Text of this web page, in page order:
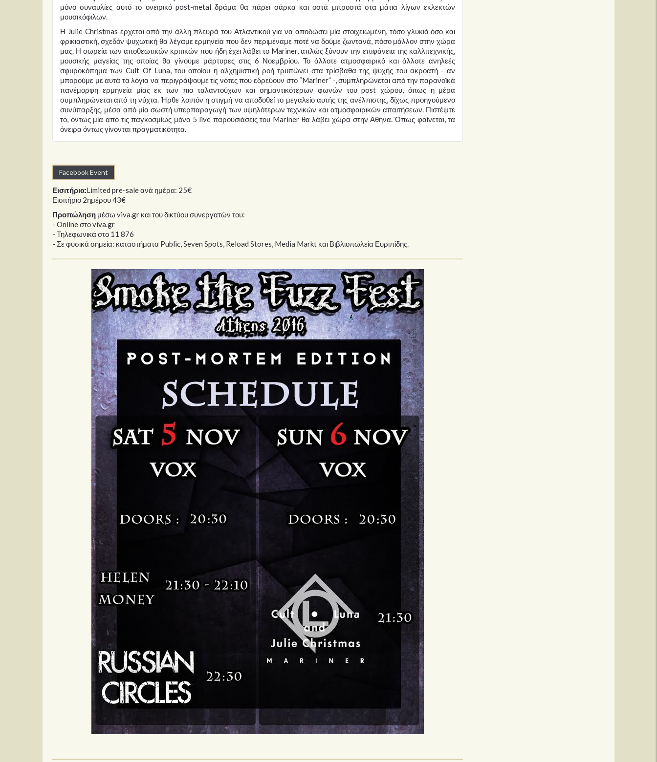
μόνο συναυλίες αυτό το ονειρικό post-metal δράμα θα πάρει σάρκα και οστά μπροστά στα μάτια λίγων εκλεκτών
μουσικόφιλων.
Η Julie Christmas έρχεται από την άλλη πλευρά του Ατλαντικού για να αποδώσει μία στοιχειωμένη, τόσο γλυκιά όσο και
φρικιαστική, σχεδόν ψυχωτική θα λέγαμε ερμηνεία που δεν περιμέναμε ποτέ να δούμε ζωντανά, πόσο μάλλον στην χώρα
μας. Η σωρεία των αποθεωτικών κριτικών που ήδη έχει λάβει το Mariner, απλώς ξύνουν την επιφάνεια της καλλιτεχνικής,
μουσικής μαγείας της οποίας θα γίνουμε μάρτυρες στις 6 Νοεμβρίου. Το άλλοτε ατμοσφαιρικό και άλλοτε ανηλεές
σφυροκόπημα των Cult Of Luna, του οποίου η αλχημιστική ροή τρυπώνει στα τρίσβαθα της ψυχής του ακροατή - αν
μπορούμε με αυτά τα λόγια να περιγράψουμε τις νότες που εδρεύουν στο “Mariner” -, συμπληρώνεται από την παρανοϊκά
πανέμορφη ερμηνεία μίας εκ των πιο ταλαντούχων και σημαντικότερων φωνών του post χώρου, όπως η μέρα
συμπληρώνεται από τη νύχτα. Ήρθε λοιπόν η στιγμή να αποδοθεί το μεγαλείο αυτής της ανέλπιστης, δίχως προηγούμενο
συνύπαρξης, μέσα από μία σωστή υπερπαραγωγή των υψηλότερων τεχνικών και ατμοσφαιρικών απαιτήσεων. Πιστέψτε
το, όντως μία από τις παγκοσμίως μόνο 5 live παρουσιάσεις του Mariner θα λάβει χώρα στην Αθήνα. Όπως φαίνεται, τα
όνειρα όντως γίνονται πραγματικότητα.
Facebook Event
Εισιτήρια:Limited pre-sale ανά ημέρα: 25€
Εισιτήριο 2ημέρου 43€
Προπώληση μέσω viva.gr και του δικτύου συνεργατών του:
- Online στο viva.gr
- Τηλεφωνικά στο 11 876
- Σε φυσικά σημεία: καταστήματα Public, Seven Spots, Reload Stores, Media Markt και Βιβλιοπωλεία Ευριπίδης.